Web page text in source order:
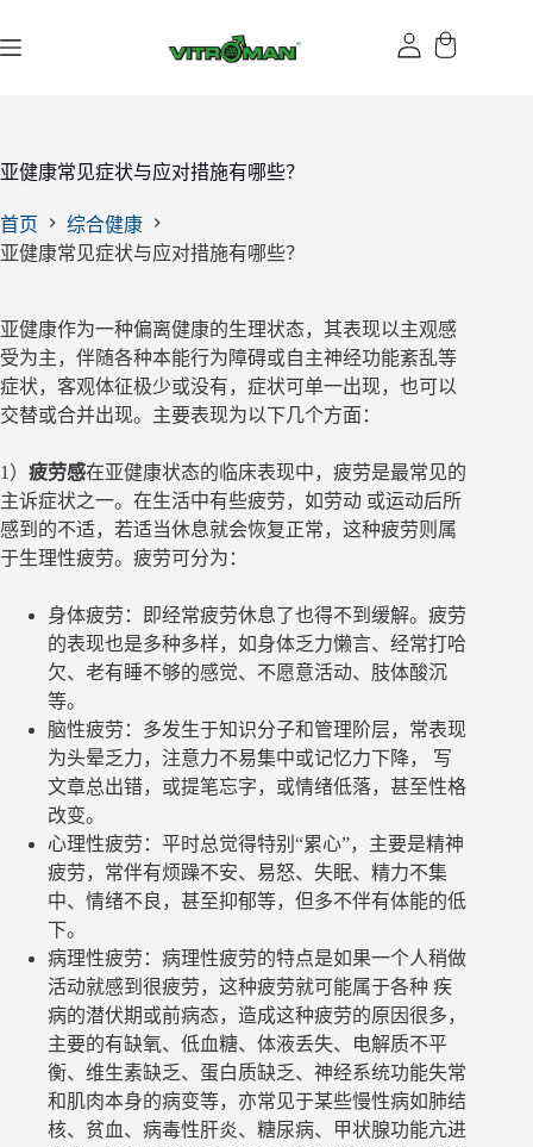
过
亚健康常见症状与应对措施有哪些？
首页
综合健康
亚健康常见症状与应对措施有哪些？
亚健康作为一种偏离健康的生理状态，其表现以主观感
受为主，伴随各种本能行为障碍或自主神经功能紊乱等
症状，客观体征极少或没有，症状可单一出现，也可以
交替或合并出现。主要表现为以下几个方面：
1） 疲劳感在亚健康状态的临床表现中，疲劳是最常见的
主诉症状之一。在生活中有些疲劳，如劳动 或运动后所
感到的不适，若适当休息就会恢复正常，这种疲劳则属
于生理性疲劳。疲劳可分为：
身体疲劳：即经常疲劳休息了也得不到缓解。疲劳
的表现也是多种多样，如身体乏力懒言、经常打哈
欠、老有睡不够的感觉、不愿意活动、肢体酸沉
等。
脑性疲劳：多发生于知识分子和管理阶层，常表现
为头晕乏力，注意力不易集中或记忆力下降， 写
文章总出错，或提笔忘字，或情绪低落，甚至性格
改变。
心理性疲劳：平时总觉得特别“累心”，主要是精神
疲劳，常伴有烦躁不安、易怒、失眠、精力不集
中、情绪不良，甚至抑郁等，但多不伴有体能的低
下。
病理性疲劳：病理性疲劳的特点是如果一个人稍做
活动就感到很疲劳，这种疲劳就可能属于各种 疾
病的潜伏期或前病态，造成这种疲劳的原因很多，
主要的有缺氧、低血糖、体液丢失、电解质不平
衡、维生素缺乏、蛋白质缺乏、神经系统功能失常
和肌肉本身的病变等，亦常见于某些慢性病如肺结
核、贫血、病毒性肝炎、糖尿病、甲状腺功能亢进